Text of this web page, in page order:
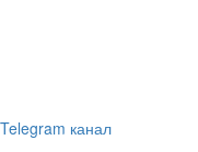
Telegram канал